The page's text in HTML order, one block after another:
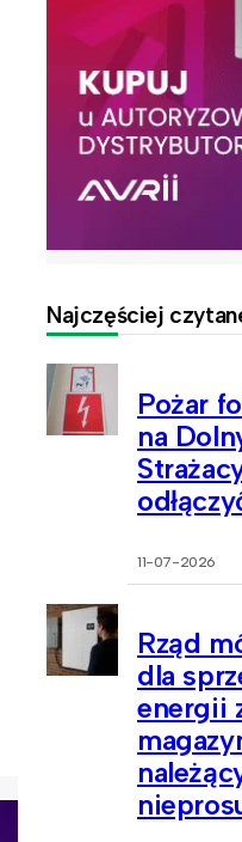
Najczęściej
Pożar
na
11-07-2026
Rząd
dla
energii